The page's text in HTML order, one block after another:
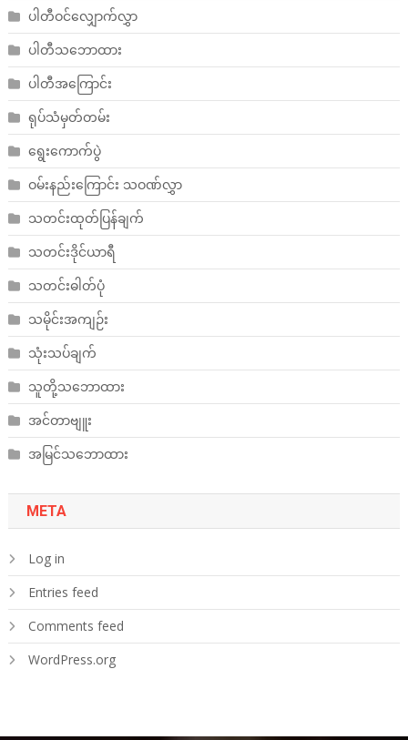
ပါတီဝင်လျှောက်လွှာ
ပါတီသဘောထား
ပါတီအကြောင်း
ရုပ်သံမှတ်တမ်း
ရွေးကောက်ပွဲ
ဝမ်းနည်းကြောင်း သဝဏ်လွှာ
သတင်းထုတ်ပြန်ချက်
သတင်းဒိုင်ယာရီ
သတင်းဓါတ်ပုံ
သမိုင်းအကျဉ်း
သုံးသပ်ချက်
သူတို့သဘောထား
အင်တာဗျူး
အမြင်သဘောထား
META
Log in
Entries feed
Comments feed
WordPress.org